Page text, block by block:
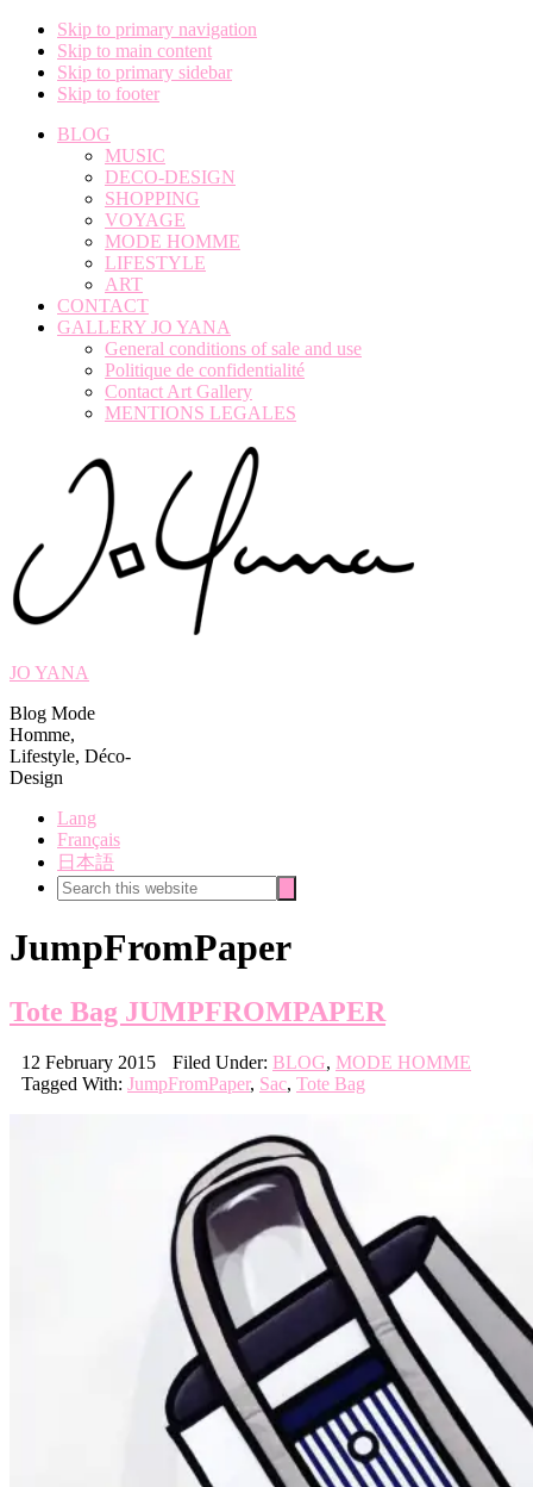
Skip to primary navigation
Skip to main content
Skip to primary sidebar
Skip to footer
BLOG
MUSIC
DECO-DESIGN
SHOPPING
VOYAGE
MODE HOMME
LIFESTYLE
ART
CONTACT
GALLERY JO YANA
General conditions of sale and use
Politique de confidentialité
Contact Art Gallery
MENTIONS LEGALES
JO YANA
Blog Mode
Homme,
Lifestyle, Déco-
Design
Lang
Français
日本語
Search
this
JumpFromPaper
Tote Bag JUMPFROMPAPER
12 February 2015 Filed Under: BLOG, MODE HOMME
Tagged With: JumpFromPaper, Sac, Tote Bag